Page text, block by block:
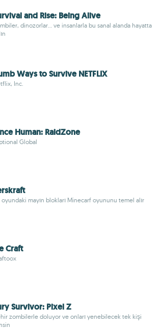
and Rise: Being Alive
dinozorlar... ve insanlarla bu sanal alanda hayatta
Ways to Survive NETFLIX
Inc.
Human: RaidZone
Global
oyundaki mayın blokları Minecarf oyununu temel alır
Craft
Survivor: Pixel Z
zombilerle doluyor ve onları yenebilecek tek kişi